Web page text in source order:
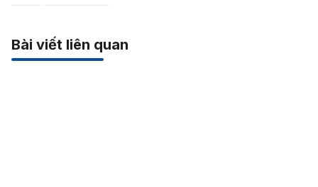
Bài viết liên quan